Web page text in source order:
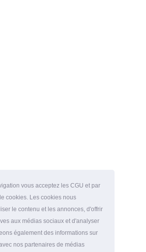
vous acceptez les CGU et par
cookies. Les cookies nous
le contenu et les annonces, d'offrir
aux médias sociaux et d'analyser
également des informations sur
nos partenaires de médias